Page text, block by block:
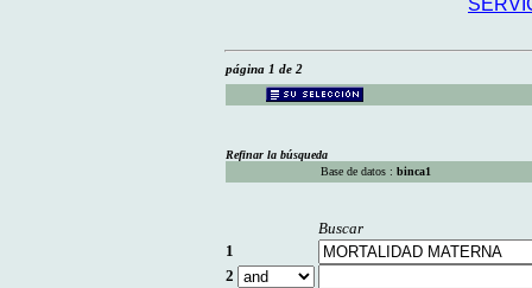
página 1 de 2
Refinar la búsqueda
Base de datos : binca1
Buscar
1
2